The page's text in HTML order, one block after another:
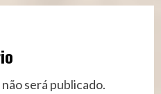
será publicado.